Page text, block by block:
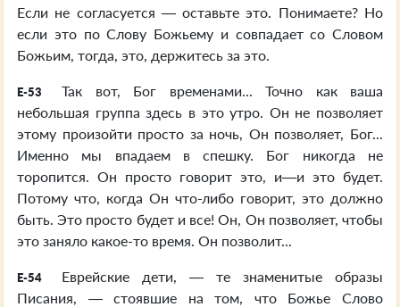
Если не согласуется — оставьте это. Понимаете? Но
если это по Слову Божьему и совпадает со Словом
Божьим, тогда, это, держитесь за это.
E-53
Так вот, Бог временами... Точно как ваша
небольшая группа здесь в это утро. Он не позволяет
этому произойти просто за ночь, Он позволяет, Бог...
Именно мы впадаем в спешку. Бог никогда не
торопится. Он просто говорит это, и—и это будет.
Потому что, когда Он что-либо говорит, это должно
быть. Это просто будет и все! Он, Он позволяет, чтобы
это заняло какое-то время. Он позволит...
E-54
Еврейские дети, — те знаменитые образы
Писания, — стоявшие на том, что Божье Слово